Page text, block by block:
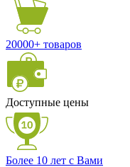
20000+ товаров
Доступные цены
Более 10 лет с Вами